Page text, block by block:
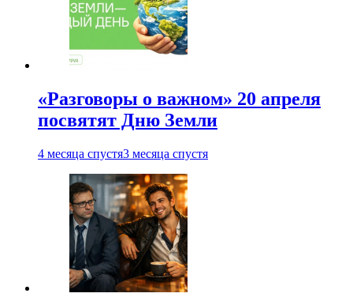
«Разговоры о важном» 20 апреля
посвятят Дню Земли
4 месяца спустя3 месяца спустя